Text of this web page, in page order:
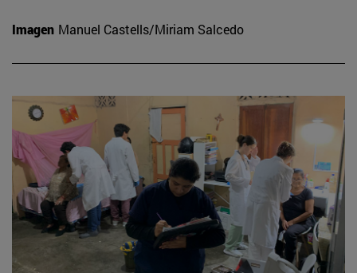
Imagen Manuel Castells/Miriam Salcedo